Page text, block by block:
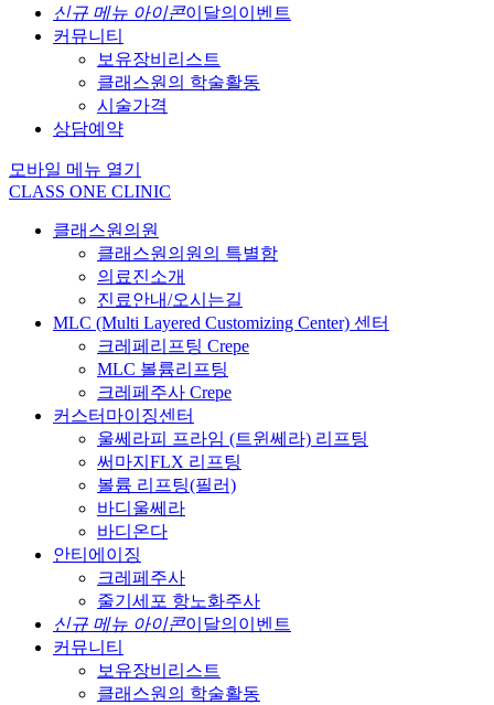
신규 메뉴 아이콘이달의이벤트
커뮤니티
보유장비리스트
클래스원의 학술활동
시술가격
상담예약
모바일 메뉴 열기
CLASS ONE CLINIC
클래스원의원
클래스원의원의 특별함
의료진소개
진료안내/오시는길
MLC (Multi Layered Customizing Center) 센터
크레페리프팅 Crepe
MLC 볼륨리프팅
크레페주사 Crepe
커스터마이징센터
울쎄라피 프라임 (트윈쎄라) 리프팅
써마지FLX 리프팅
볼륨 리프팅(필러)
바디울쎄라
바디온다
안티에이징
크레페주사
줄기세포 항노화주사
신규 메뉴 아이콘이달의이벤트
커뮤니티
보유장비리스트
클래스원의 학술활동